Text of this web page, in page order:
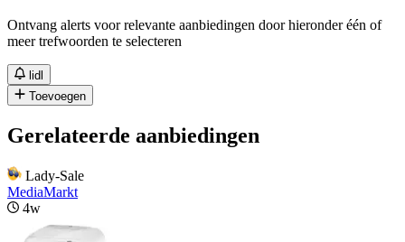
Ontvang alerts voor relevante aanbiedingen door hieronder één of
meer trefwoorden te selecteren
lidl
Toevoegen
Gerelateerde aanbiedingen
Lady-Sale
MediaMarkt
4w